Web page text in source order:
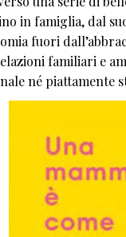
in famiglia, dal
fuori
familiari e
né piattamente